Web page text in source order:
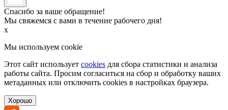
Спасибо за ваше обращение!
Мы свяжемся с вами в течение рабочего дня!
x
Мы используем cookie
Этот сайт использует cookies для сбора статистики и анализа
работы сайта. Просим согласиться на сбор и обработку ваших
метаданных или отключить cookies в настройках браузера.
Хорошо